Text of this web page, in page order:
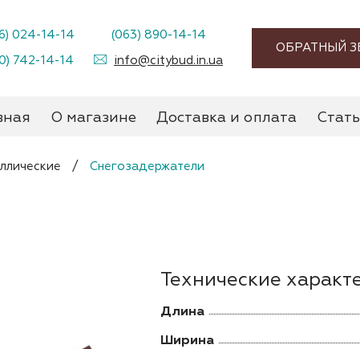
024-14-14
(063) 890-14-14
742-14-14
info@citybud.in.ua
ОБРАТНЫЙ
О магазине Доставка и оплата
/ Снегозадержатели
Технические
Длина
Ширина